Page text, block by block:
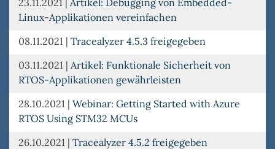
Linux-Applikationen vereinfachen
08.11.2021 | Tracealyzer 4.5.3 freigegeben
03.11.2021 | Artikel: Funktionale Sicherheit von
RTOS-Applikationen gewährleisten
28.10.2021 | Webinar: Getting Started with Azure
RTOS Using STM32 MCUs
26.10.2021 | Tracealyzer 4.5.2 freigegeben